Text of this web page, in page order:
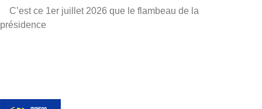
C’est ce 1er juillet 2026 que le flambeau de la
présidence